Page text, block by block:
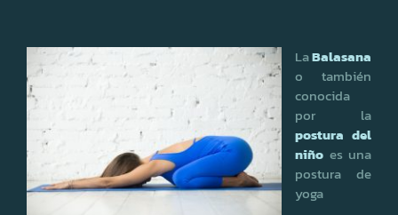
LaBalasana
o también
conocida
por la
postura del
niño es una
postura de
yoga